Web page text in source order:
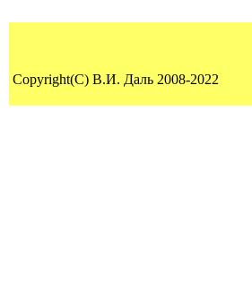
Copyright(C) В.И. Даль 2008-2022